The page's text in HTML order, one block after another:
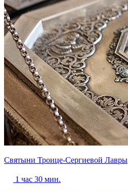
Святыни Троице-Сергиевой Лавры
1 час 30 мин.